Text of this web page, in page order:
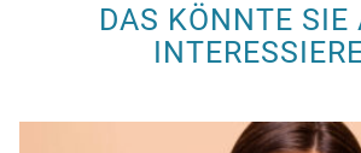
DAS KÖNNTE SIE